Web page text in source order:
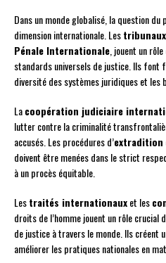
Dans un monde globalisé, la question
dimension internationale. Les
Pénale Internationale , jouent un
standards universels de justice. Ils font
diversité des systèmes juridiques et les
Lacoopération judiciaire
lutter contre la criminalité
accusés. Les procédures d’extradition
doivent être menées dans le strict
à un procès équitable.
Lestraités internationauxet les
droits de l’homme jouent un rôle crucial
de justice à travers le monde. Ils créent
améliorer les pratiques nationales en